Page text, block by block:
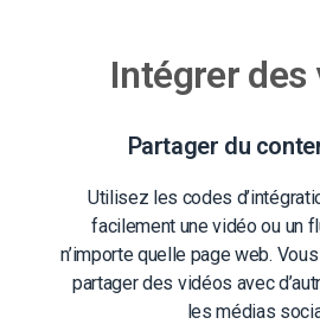
Intégrer des
Partager du
Utilisez les codes
facilement une vidéo ou un
n’importe quelle page web.
partager des vidéos avec
les médias